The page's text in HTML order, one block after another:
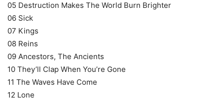
05 Destruction Makes The World Burn Brighter
06 Sick
07 Kings
08 Reins
09 Ancestors, The Ancients
10 They’ll Clap When You’re Gone
11 The Waves Have Come
12 Lone